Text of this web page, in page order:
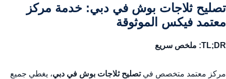
تصليح ثلاجات بوش في دبي: خدمة مركز
معتمد فيكس الموثوقة
TL;DR: ملخص سريع
مركز معتمد متخصص فيتصليح ثلاجات بوش في دبي، يغطي جميع